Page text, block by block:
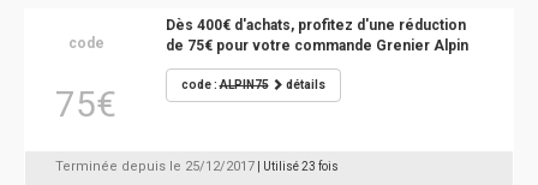
code
75€
Dès 400€ d'achats, profitez d'une réduction
de 75€ pour votre commande Grenier Alpin
code :ALPIN75 détails
Terminée depuis le 25/12/2017 | Utilisé 23 fois